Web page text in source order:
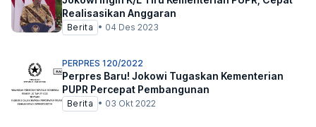
Realisasikan Anggaran
Berita • 04 Des 2023
PERPRES 120/2022
Perpres Baru! Jokowi Tugaskan Kementerian
PUPR Percepat Pembangunan
Berita • 03 Okt 2022